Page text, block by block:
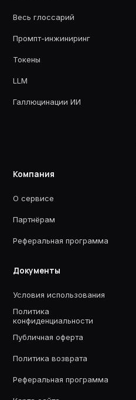
Весь глоссарий
Промпт-инжиниринг
Токены
LLM
Галлюцинации ИИ
Компания
О сервисе
Партнёрам
Реферальная программа
Документы
Условия использования
Политика
конфиденциальности
Публичная оферта
Политика возврата
Реферальная программа